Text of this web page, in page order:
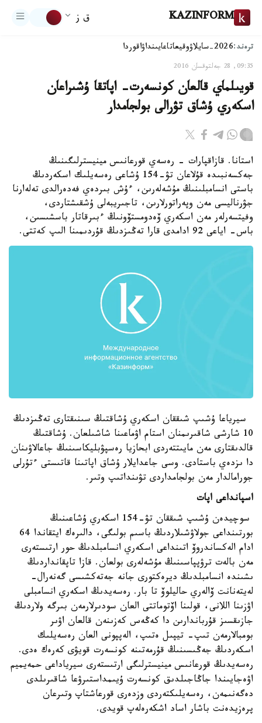
KAZINFORM ق ز
ترەند:2026-سايلاۋ وقيعاتاعايىنداۋاقوردا
09:35, 28 جەلتوقسان 2016
قويىلماي قالعان كونسەرت- اپاتقا ۇشىراعان
اسكەري ۇشاق تۋرالى بولجامدار
استانا. قازاقپارات - رەسەي قورعانىس مينيسترلىگىنىڭ
جەكسەنبىدە قۇلاعان تۋ-154 ۇشاعى رەسەيلىك اسكەردىڭ
باستى انسامبلىنىڭ مۇشەلەرىن، ءۇش بىردەي فەدەرالدى تەلەارنا
جۋرناليسى مەن وپەراتورلارىن، تاجىريبەلى ۇشقىشتاردى،
وفيتسەرلەر مەن اسكەري ۆەدومستۆونىڭ ءبىرقاتار باسشىسىن،
باس- اياعى 92 ادامدى قارا تەڭىزدىڭ قۇردىمىنا الىپ كەتتى.
سيرياعا ۇشىپ شىققان اسكەري ۇشاقتىڭ سىنىقتارى تەڭىزدىڭ
10 شارشى شاقىرىمنان استام اۋماعىنا شاشىلعان. ۇشاقتىڭ
قالدىقتارى مەن مايىتتەردى ابحازيا رەسپۋبليكاسىنىڭ جاعالاۋىنان
دا ىزدەي باستادى. وسى جاعدايلار ۇشاق اپاتىنا قاتىستى ءتۇرلى
جورامالدار مەن بولجامداردى تۋىنداتىپ وتىر.
اسپانداعى اپات
سوچيدەن ۇشىپ شىققان تۋ-154 اسكەري ۇشاعىنىڭ
بورتىنداعى جولاۋشىلاردىڭ باسىم بولىگى، دالىرەك ايتقاندا 64
ادام الەكساندروۆ اتىنداعى اسكەري انسامبلدىڭ حور ارتىستەرى
مەن بالەت ترۋپپاسىنىڭ مۇشەلەرى بولعان. قازا تاپقانداردىڭ
ىشىندە انسامبلدىڭ ديرەكتورى جانە جەتەكشىسى گەنەرال-
لەيتەنانت ۆالەري حاليلوۆ تا بار. رەسەيدىڭ اسكەري انسامبلى
اۋزىنا اللانى، قولىنا اۆتوماتتى العان سودىرلارمەن بىرگە ولاردىڭ
جازىقسىز قۇرباندارىن دا كەڭەس كەزىنەن قالعان اۋىر
بومبالارمەن تىپ- تيپىل ەتىپ، الەپپونى العان رەسەيلىك
اسكەردىڭ جەڭىسىنىڭ قۇرمەتىنە كونسەرت قويۋى كەرەك ەدى.
رەسەيدىڭ قورعانىس مينيسترلىگى ارتىستەرى سيرياداعى حمەيميم
اۋەجايىندا جاڭاجىلدىق كونسەرت ۇيىمداستىرۋعا شاقىرىلدى
دەگەنىمەن، رەسەيلىكتەردى وزدەرى قورعاشتاپ وتىرعان
پرەزيدەنت باشار اساد اشكەرەلەپ قويدى.